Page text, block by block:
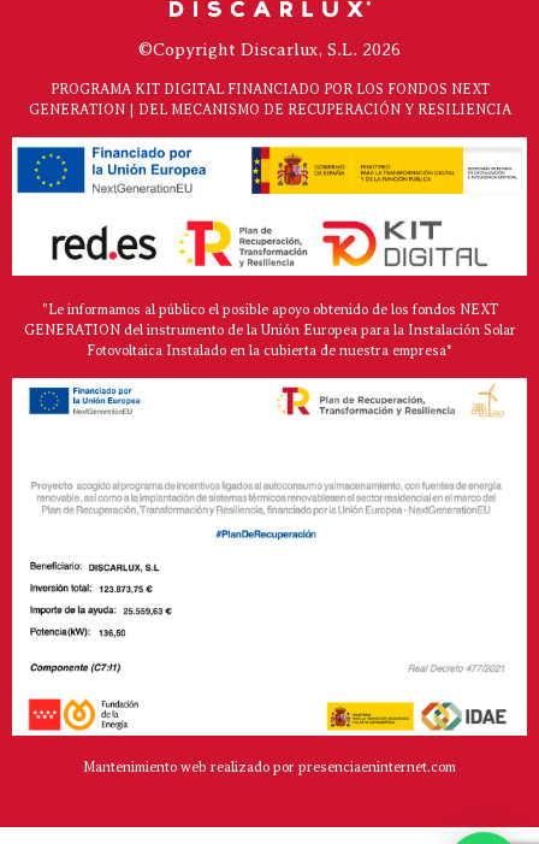
©Copyright Discarlux, S.L. 2026
PROGRAMA KIT DIGITAL FINANCIADO POR LOS FONDOS NEXT
GENERATION | DEL MECANISMO DE RECUPERACIÓN Y RESILIENCIA
"Le informamos al público el posible apoyo obtenido de los fondos NEXT
GENERATION del instrumento de la Unión Europea para la Instalación Solar
Fotovoltaica Instalado en la cubierta de nuestra empresa*
Mantenimiento web realizado por presenciaeninternet.com